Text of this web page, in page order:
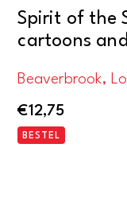
Spirit of the
cartoons
Beaverbrook,
€12,75
BESTEL